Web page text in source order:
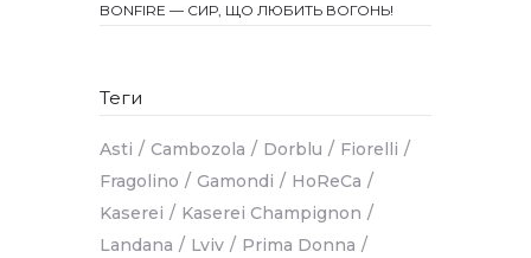
BONFIRE — СИР, ЩО ЛЮБИТЬ ВОГОНЬ!
Теги
Asti Cambozola Dorblu
Fiorelli
Fragolino
Gamondi
HoReCa
Kaserei
Kaserei Champignon
Landana
Lviv
Prima Donna